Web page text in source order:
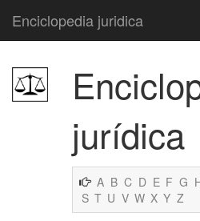
Enciclopedia juridica
jurídica
A B C D E F G
S T U V W X Y Z